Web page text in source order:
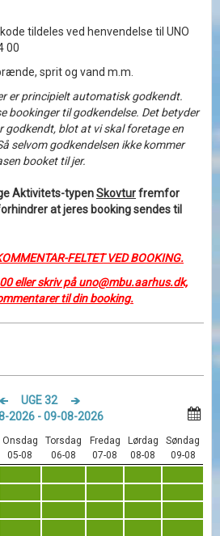
tildeles ved henvendelse til UNO
00
sprit og vand m.m.
er principielt automatisk godkendt.
bookinger til godkendelse. Det betyder
godkendt, blot at vi skal foretage en
selvom godkendelsen ikke kommer
booket til jer.
Aktivitets-typenSkovturfremfor
at jeres booking sendes til
FELTET VED BOOKING.
eller skriv på uno@mbu.aarhus.dk,
til din booking.
UGE 32
2026 - 09-08-2026
Onsdag Torsdag Fredag Lørdag Søndag
05-08 06-08 07-08 08-08 09-08